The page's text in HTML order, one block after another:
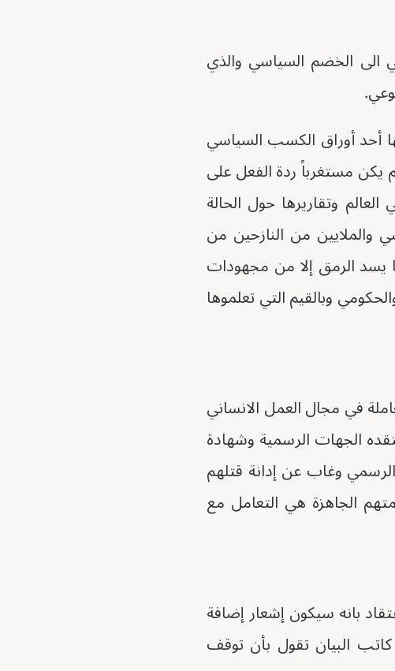
الى الخضم السياسي والذي
أحد أوراق الكسب السياسي
يكن مستغرباً ردة الفعل على
وتقاريرها حول الحالة
والملايين من النازحين من
يسد الرمق إلا من مجهودات
وبالقيم التي تعلموها
في مجال العمل الانساني
الجهات الرسمية وشهادة
الرسمي وغاب عن إدانة قتلهم
الجاهزة هي التعامل مع
بانه سيكون إشعار إضافة
البيان تقول بأن توقف